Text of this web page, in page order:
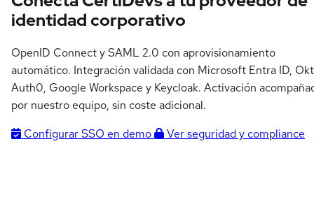
identidad corporativo
OpenID Connect y SAML 2.0 con aprovisionamiento
automático. Integración validada con Microsoft Entra ID,
Auth0, Google Workspace y Keycloak. Activación
por nuestro equipo, sin coste adicional.
Configurar SSO en demo
Ver seguridad y compliance